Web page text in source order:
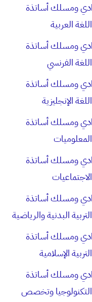
ومسلك أساتذة
العربية
ومسلك أساتذة
الفرنسي
ومسلك أساتذة
الإنجليزية
ومسلك أساتذة
ومسلك أساتذة
ومسلك أساتذة
البدنية والرياضية
ومسلك أساتذة
الإسلامية
ومسلك أساتذة
وتخصص